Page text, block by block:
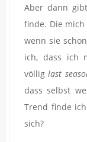
Aber dann
finde. Die
wenn sie
ich, dass ich
völliglast
dass selbst
Trend finde
sich?